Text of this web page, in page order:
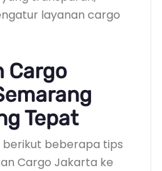
layanan cargo
Cargo
Tepat
berikut beberapa tips
Cargo Jakarta ke